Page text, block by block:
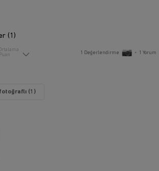
(1 )
Puan
1 Değerlendirme • 1 Yorum
fotoğraflı (1)